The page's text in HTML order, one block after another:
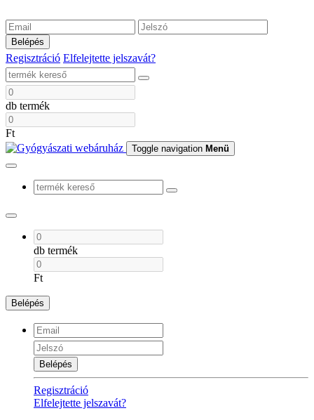
Belépés
Regisztráció Elfelejtette jelszavát?
db termék
Ft
Toggle navigation Menü
db termék
Ft
Belépés
Belépés
Regisztráció
Elfelejtette jelszavát?